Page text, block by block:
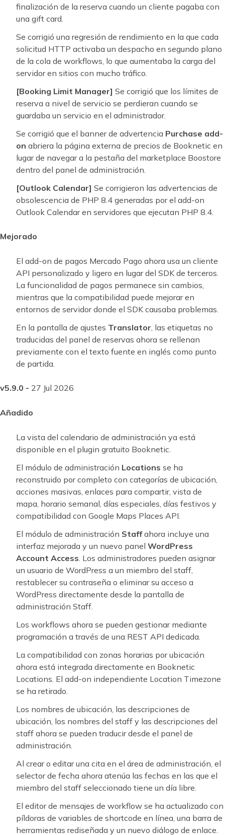
finalización de la reserva cuando un cliente pagaba con
una gift card.
Se corrigió una regresión de rendimiento en la que cada
solicitud HTTP activaba un despacho en segundo plano
de la cola de workflows, lo que aumentaba la carga del
servidor en sitios con mucho tráfico.
[Booking Limit Manager] Se corrigió que los límites de
reserva a nivel de servicio se perdieran cuando se
guardaba un servicio en el administrador.
Se corrigió que el banner de advertencia Purchase add-
on abriera la página externa de precios de Booknetic en
lugar de navegar a la pestaña del marketplace Boostore
dentro del panel de administración.
[Outlook Calendar] Se corrigieron las advertencias de
obsolescencia de PHP 8.4 generadas por el add-on
Outlook Calendar en servidores que ejecutan PHP 8.4.
Mejorado
El add-on de pagos Mercado Pago ahora usa un cliente
API personalizado y ligero en lugar del SDK de terceros.
La funcionalidad de pagos permanece sin cambios,
mientras que la compatibilidad puede mejorar en
entornos de servidor donde el SDK causaba problemas.
En la pantalla de ajustes Translator, las etiquetas no
traducidas del panel de reservas ahora se rellenan
previamente con el texto fuente en inglés como punto
de partida.
v5.9.0 - 27 Jul 2026
Añadido
La vista del calendario de administración ya está
disponible en el plugin gratuito Booknetic.
El módulo de administración Locations se ha
reconstruido por completo con categorías de ubicación,
acciones masivas, enlaces para compartir, vista de
mapa, horario semanal, días especiales, días festivos y
compatibilidad con Google Maps Places API.
El módulo de administración Staffahora incluye una
interfaz mejorada y un nuevo panel WordPress
Account Access. Los administradores pueden asignar
un usuario de WordPress a un miembro del staff,
restablecer su contraseña o eliminar su acceso a
WordPress directamente desde la pantalla de
administración Staff.
Los workflows ahora se pueden gestionar mediante
programación a través de una REST API dedicada.
La compatibilidad con zonas horarias por ubicación
ahora está integrada directamente en Booknetic
Locations. El add-on independiente Location Timezone
se ha retirado.
Los nombres de ubicación, las descripciones de
ubicación, los nombres del staff y las descripciones del
staff ahora se pueden traducir desde el panel de
administración.
Al crear o editar una cita en el área de administración, el
selector de fecha ahora atenúa las fechas en las que el
miembro del staff seleccionado tiene un día libre.
El editor de mensajes de workflow se ha actualizado con
píldoras de variables de shortcode en línea, una barra de
herramientas rediseñada y un nuevo diálogo de enlace.